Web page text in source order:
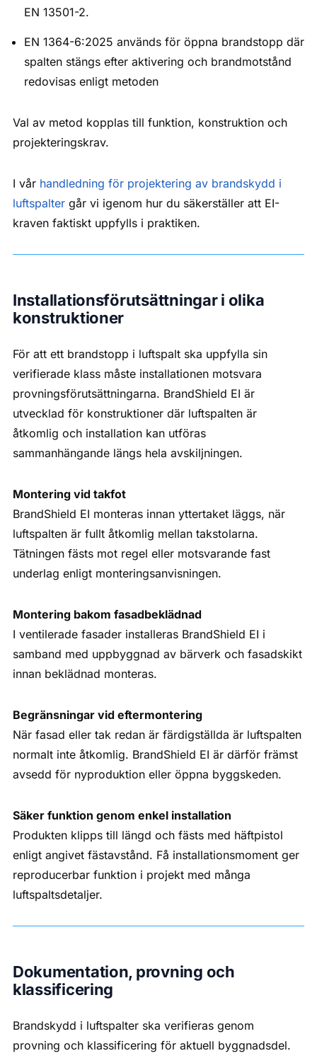
EN 13501-2.
EN 1364-6:2025 används för öppna brandstopp där
spalten stängs efter aktivering och brandmotstånd
redovisas enligt metoden
Val av metod kopplas till funktion, konstruktion och
projekteringskrav.
I vår handledning för projektering av brandskydd i
luftspaltergår vi igenom hur du säkerställer att EI-
kraven faktiskt uppfylls i praktiken.
Installationsförutsättningar i olika
konstruktioner
För att ett brandstopp i luftspalt ska uppfylla sin
verifierade klass måste installationen motsvara
provningsförutsättningarna. BrandShield EI är
utvecklad för konstruktioner där luftspalten är
åtkomlig och installation kan utföras
sammanhängande längs hela avskiljningen.
Montering vid takfot
BrandShield EI monteras innan yttertaket läggs, när
luftspalten är fullt åtkomlig mellan takstolarna.
Tätningen fästs mot regel eller motsvarande fast
underlag enligt monteringsanvisningen.
Montering bakom fasadbeklädnad
I ventilerade fasader installeras BrandShield EI i
samband med uppbyggnad av bärverk och fasadskikt
innan beklädnad monteras.
Begränsningar vid eftermontering
När fasad eller tak redan är färdigställda är luftspalten
normalt inte åtkomlig. BrandShield EI är därför främst
avsedd för nyproduktion eller öppna byggskeden.
Säker funktion genom enkel installation
Produkten klipps till längd och fästs med häftpistol
enligt angivet fästavstånd. Få installationsmoment ger
reproducerbar funktion i projekt med många
luftspaltsdetaljer.
Dokumentation, provning och
klassificering
Brandskydd i luftspalter ska verifieras genom
provning och klassificering för aktuell byggnadsdel.